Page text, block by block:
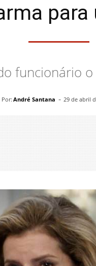
funcionário
Por: André Santana - 29 de abril